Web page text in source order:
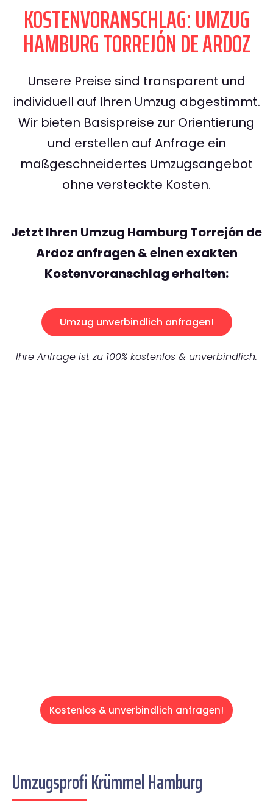
KOSTENVORANSCHLAG: UMZUG
HAMBURG TORREJÓN DE ARDOZ
Unsere Preise sind transparent und
individuell auf Ihren Umzug abgestimmt.
Wir bieten Basispreise zur Orientierung
und erstellen auf Anfrage ein
maßgeschneidertes Umzugsangebot
ohne versteckte Kosten.
Jetzt Ihren Umzug Hamburg Torrejón de
Ardoz anfragen & einen exakten
Kostenvoranschlag erhalten:
Umzug unverbindlich anfragen!
Ihre Anfrage ist zu 100% kostenlos & unverbindlich.
Kostenlos & unverbindlich anfragen!
Umzugsprofi Krümmel Hamburg